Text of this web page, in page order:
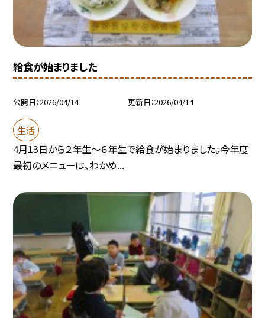
給食が始まりました
公開日 2026/04/14 更新日 2026/04/14
生活
4月13日から２年生～６年生で給食が始まりました。今年度
最初のメニューは、わかめ...